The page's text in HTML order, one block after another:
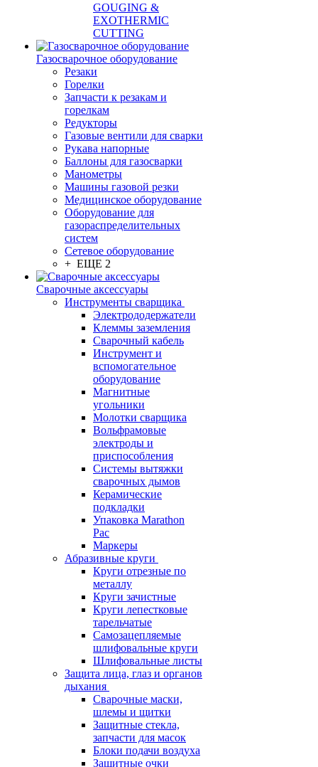
GOUGING &
EXOTHERMIC
CUTTING
Газосварочное оборудование
Резаки
Горелки
Запчасти к резакам и
горелкам
Редукторы
Газовые вентили для сварки
Рукава напорные
Баллоны для газосварки
Манометры
Машины газовой резки
Медицинское оборудование
Оборудование для
газораспределительных
систем
Сетевое оборудование
+ ЕЩЕ 2
Сварочные аксессуары
Инструменты сварщика
Электрододержатели
Клеммы заземления
Сварочный кабель
Инструмент и
вспомогательное
оборудование
Магнитные
угольники
Молотки сварщика
Вольфрамовые
электроды и
приспособления
Системы вытяжки
сварочных дымов
Керамические
подкладки
Упаковка Marathon
Pac
Маркеры
Абразивные круги
Круги отрезные по
металлу
Круги зачистные
Круги лепестковые
тарельчатые
Самозацепляемые
шлифовальные круги
Шлифовальные листы
Защита лица, глаз и органов
дыхания
Сварочные маски,
шлемы и щитки
Защитные стекла,
запчасти для масок
Блоки подачи воздуха
Защитные очки